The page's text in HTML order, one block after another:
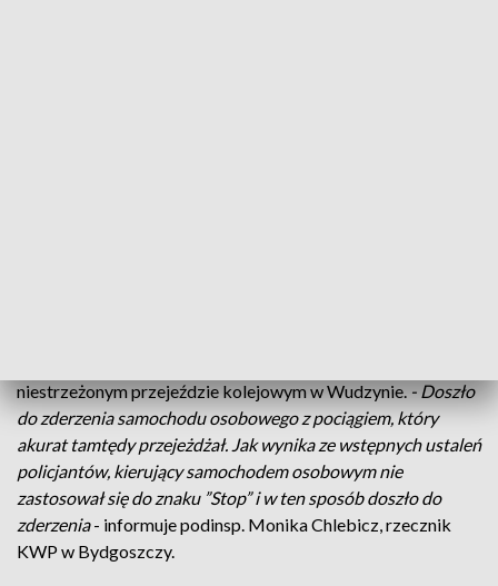
niestrzeżonym przejeździe kolejowym w Wudzynie.- Doszło
do zderzenia samochodu osobowego z pociągiem, który
akurat tamtędy przejeżdżał. Jak wynika ze wstępnych ustaleń
policjantów, kierujący samochodem osobowym nie
zastosował się do znaku ”Stop” i w ten sposób doszło do
zderzenia- informuje podinsp. Monika Chlebicz, rzecznik
KWP w Bydgoszczy.